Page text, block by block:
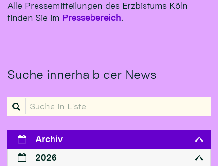
Alle Pressemitteilungen des Erzbistums Köln
finden Sie im Pressebereich.
Suche innerhalb der News
Suche in Liste
Archiv
2026